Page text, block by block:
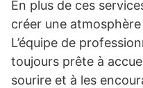
En plus de ces
créer une
L’équipe de
toujours prête à
sourire et à les